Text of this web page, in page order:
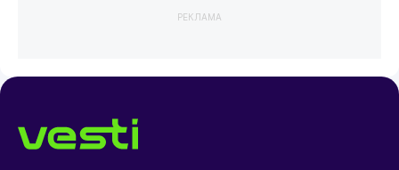
РЕКЛАМА